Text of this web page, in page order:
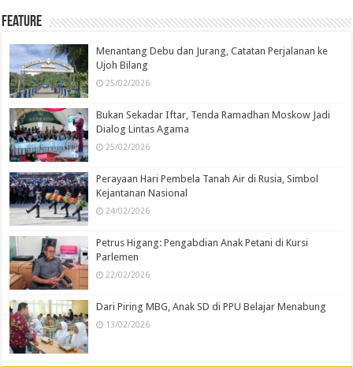
Feature
Menantang Debu dan Jurang, Catatan Perjalanan ke
Ujoh Bilang
25/02/2026
Bukan Sekadar Iftar, Tenda Ramadhan Moskow Jadi
Dialog Lintas Agama
25/02/2026
Perayaan Hari Pembela Tanah Air di Rusia, Simbol
Kejantanan Nasional
24/02/2026
Petrus Higang: Pengabdian Anak Petani di Kursi
Parlemen
22/02/2026
Dari Piring MBG, Anak SD di PPU Belajar Menabung
13/02/2026